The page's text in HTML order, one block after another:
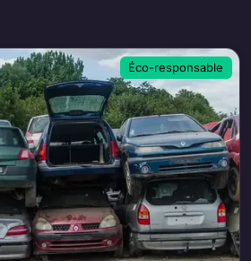
Éco-responsable